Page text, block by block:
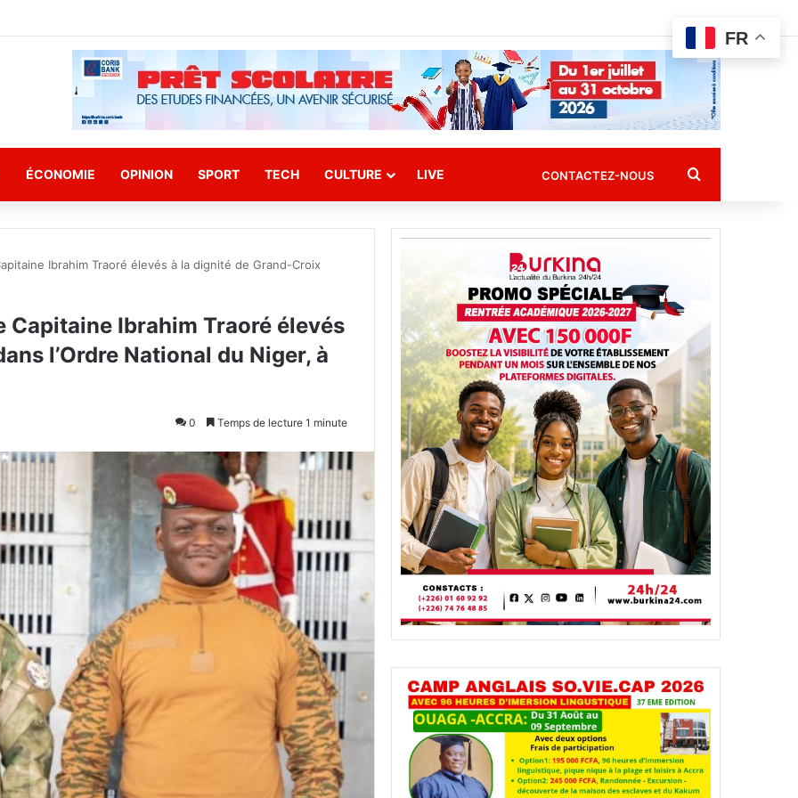
ÉCONOMIE OPINION SPORT TECH CULTURE LIVE CONTACTEZ-NOUS Rechercher
Ibrahim Traoré élevés à la dignité de Grand-Croix
Capitaine Ibrahim Traoré élevés
l’Ordre National du Niger, à
0 Temps de lecture 1 minute
FR